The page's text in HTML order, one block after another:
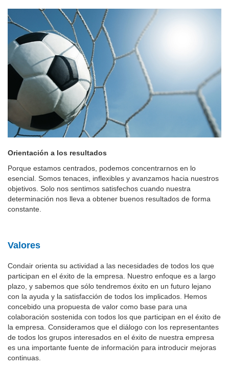
Orientación a los resultados
Porque estamos centrados, podemos concentrarnos en lo
esencial. Somos tenaces, inflexibles y avanzamos hacia nuestros
objetivos. Solo nos sentimos satisfechos cuando nuestra
determinación nos lleva a obtener buenos resultados de forma
constante.
Valores
Condair orienta su actividad a las necesidades de todos los que
participan en el éxito de la empresa. Nuestro enfoque es a largo
plazo, y sabemos que sólo tendremos éxito en un futuro lejano
con la ayuda y la satisfacción de todos los implicados. Hemos
concebido una propuesta de valor como base para una
colaboración sostenida con todos los que participan en el éxito de
la empresa. Consideramos que el diálogo con los representantes
de todos los grupos interesados en el éxito de nuestra empresa
es una importante fuente de información para introducir mejoras
continuas.